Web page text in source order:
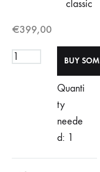
classic
€399,00
Quanti
ty
neede
d: 1